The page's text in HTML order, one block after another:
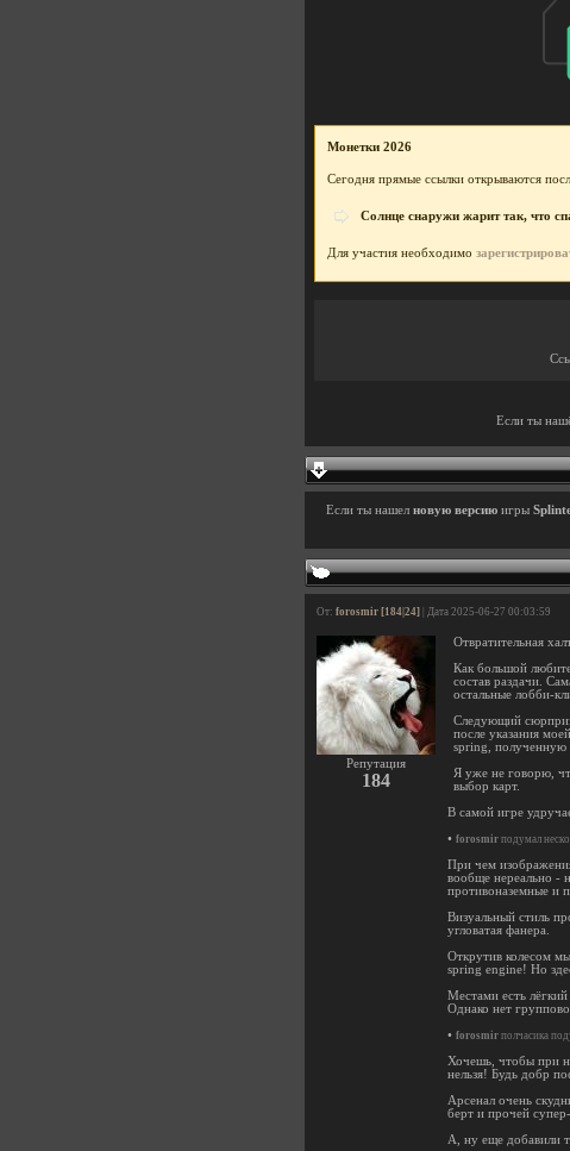
Монетки 2026
Сегодня прямые ссылки открываются
Солнце снаружи жарит так, что
Для участия необходимо
Если ты
Если ты нашел новую версиюигры
От: forosmir [184|24] | Дата 2025-06-27 00:03:59
Репутация
184
Отвратительная
Как большой
состав раздачи.
остальные лобби-
Следующий
после указания
spring, полученную
Я уже не говорю,
выбор карт.
В самой игре
• forosmir подумал
При чем
вообще нереально -
противоназемные и
Визуальный стиль
угловатая фанера.
Открутив колесом
spring engine! Но
Местами есть
Однако нет
• forosmir полчасика
Хочешь, чтобы при
нельзя! Будь добр
Арсенал очень
берт и прочей
А, ну еще добавили